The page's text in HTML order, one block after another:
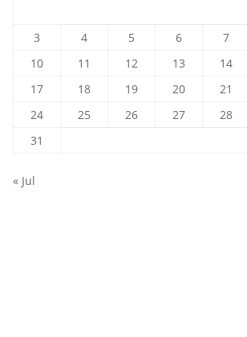
3
4 5 6 7
10
11 12 13 14
17
18 19 20 21
24
25 26 27 28
31
« Jul